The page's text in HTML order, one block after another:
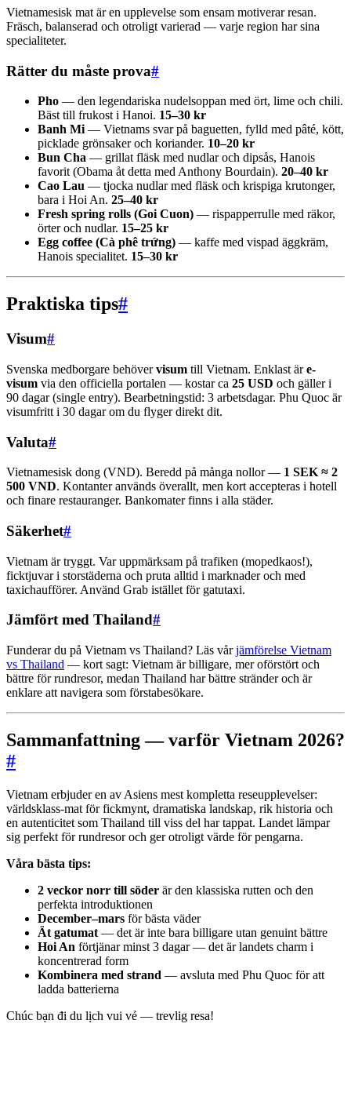
Vietnamesisk mat är en upplevelse som ensam motiverar resan.
Fräsch, balanserad och otroligt varierad — varje region har sina
specialiteter.
Rätter du måste prova#
Pho — den legendariska nudelsoppan med ört, lime och chili.
Bäst till frukost i Hanoi. 15–30 kr
Banh Mi — Vietnams svar på baguetten, fylld med pâté, kött,
picklade grönsaker och koriander. 10–20 kr
Bun Cha — grillat fläsk med nudlar och dipsås, Hanois
favorit (Obama åt detta med Anthony Bourdain). 20–40 kr
Cao Lau — tjocka nudlar med fläsk och krispiga krutonger,
bara i Hoi An. 25–40 kr
Fresh spring rolls (Goi Cuon) — rispapperrulle med räkor,
örter och nudlar. 15–25 kr
Egg coffee (Cà phê trứng) — kaffe med vispad äggkräm,
Hanois specialitet. 15–30 kr
Praktiska tips#
Visum#
Svenska medborgare behövervisum till Vietnam. Enklast äre-
visum via den officiella portalen — kostar ca 25 USD och gäller i
90 dagar (single entry). Bearbetningstid: 3 arbetsdagar. Phu Quoc är
visumfritt i 30 dagar om du flyger direkt dit.
Valuta#
Vietnamesisk dong (VND). Beredd på många nollor — 1 SEK ≈ 2
500 VND. Kontanter används överallt, men kort accepteras i hotell
och finare restauranger. Bankomater finns i alla städer.
Säkerhet#
Vietnam är tryggt. Var uppmärksam på trafiken (mopedkaos!),
ficktjuvar i storstäderna och pruta alltid i marknader och med
taxichaufförer. Använd Grab istället för gatutaxi.
Jämfört med Thailand#
Funderar du på Vietnam vs Thailand? Läs vårjämförelse Vietnam
vs Thailand — kort sagt: Vietnam är billigare, mer oförstört och
bättre för rundresor, medan Thailand har bättre stränder och är
enklare att navigera som förstabesökare.
Sammanfattning — varför Vietnam 2026?
#
Vietnam erbjuder en av Asiens mest kompletta reseupplevelser:
världsklass-mat för fickmynt, dramatiska landskap, rik historia och
en autenticitet som Thailand till viss del har tappat. Landet lämpar
sig perfekt för rundresor och ger otroligt värde för pengarna.
Våra bästa tips:
2 veckor norr till söder är den klassiska rutten och den
perfekta introduktionen
December–mars för bästa väder
Ät gatumat — det är inte bara billigare utan genuint bättre
Hoi An förtjänar minst 3 dagar — det är landets charm i
koncentrerad form
Kombinera med strand — avsluta med Phu Quoc för att
ladda batterierna
Chúc bạn đi du lịch vui vẻ — trevlig resa!